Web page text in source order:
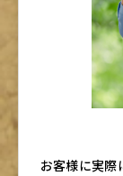
お客様に実際